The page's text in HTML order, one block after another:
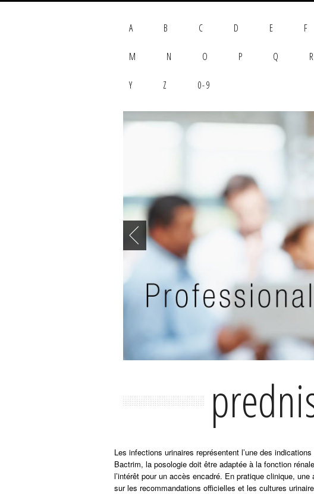
A B C D E F
M N O P Q R
Y Z 0-9
Les infections urinaires représentent l’une des
Bactrim, la posologie doit être adaptée à la fonction
l’intérêt pour un accès encadré. En pratique clinique,
sur les recommandations officielles et les cultures